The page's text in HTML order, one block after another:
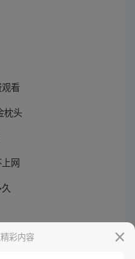
看
枕头
网
彩内容